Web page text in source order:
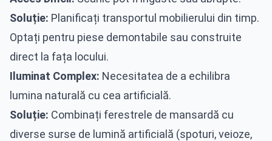
Soluție: Planificați transportul mobilierului din timp.
Optați pentru piese demontabile sau construite
direct la fața locului.
Iluminat Complex: Necesitatea de a echilibra
lumina naturală cu cea artificială.
Soluție: Combinați ferestrele de mansardă cu
diverse surse de lumină artificială (spoturi, veioze,